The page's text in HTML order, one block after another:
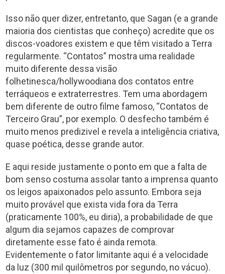
Isso não quer dizer, entretanto, que Sagan (e a grande
maioria dos cientistas que conheço) acredite que os
discos-voadores existem e que têm visitado a Terra
regularmente. “Contatos” mostra uma realidade
muito diferente dessa visão
folhetinesca/hollywoodiana dos contatos entre
terráqueos e extraterrestres. Tem uma abordagem
bem diferente de outro filme famoso, “Contatos de
Terceiro Grau”, por exemplo. O desfecho também é
muito menos predizivel e revela a inteligência criativa,
quase poética, desse grande autor.
E aqui reside justamente o ponto em que a falta de
bom senso costuma assolar tanto a imprensa quanto
os leigos apaixonados pelo assunto. Embora seja
muito provável que exista vida fora da Terra
(praticamente 100%, eu diria), a probabilidade de que
algum dia sejamos capazes de comprovar
diretamente esse fato é ainda remota.
Evidentemente o fator limitante aqui é a velocidade
da luz (300 mil quilômetros por segundo, no vácuo).